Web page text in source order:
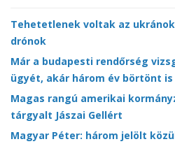
Tehetetlenek voltak az
drónok
Már a budapesti rendőrség
ügyét, akár három év börtönt
Magas rangú amerikai
tárgyalt Jászai Gellért
Magyar Péter: három jelölt